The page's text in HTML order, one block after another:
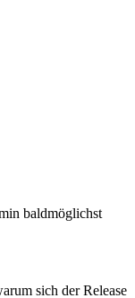
baldmöglichst
sich der Release